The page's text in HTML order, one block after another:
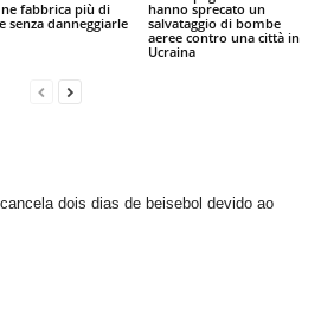
ne fabbrica più di
senza danneggiarle
hanno sprecato un
salvataggio di bombe
aeree contro una città in
Ucraina
dois dias de beisebol devido ao